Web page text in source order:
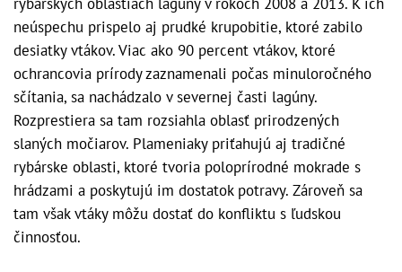
neúspechu prispelo aj prudké krupobitie, ktoré zabilo
desiatky vtákov. Viac ako 90 percent vtákov, ktoré
ochrancovia prírody zaznamenali počas minuloročného
sčítania, sa nachádzalo v severnej časti lagúny.
Rozprestiera sa tam rozsiahla oblasť prirodzených
slaných močiarov. Plameniaky priťahujú aj tradičné
rybárske oblasti, ktoré tvoria poloprírodné mokrade s
hrádzami a poskytujú im dostatok potravy. Zároveň sa
tam však vtáky môžu dostať do konfliktu s ľudskou
činnosťou.